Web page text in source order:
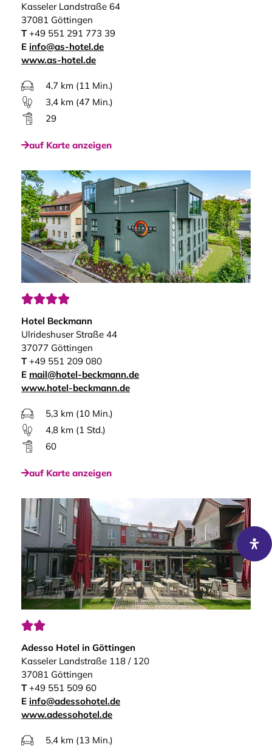
Kasseler Landstraße 64
37081 Göttingen
T+49 551 291 773 39
E info@as-hotel.de
www.as-hotel.de
4,7 km (11 Min.)
3,4 km (47 Min.)
29
auf Karte anzeigen

Hotel Beckmann
Ulrideshuser Straße 44
37077 Göttingen
T+49 551 209 080
E mail@hotel-beckmann.de
www.hotel-beckmann.de
5,3 km (10 Min.)
4,8 km (1 Std.)
60
auf Karte anzeigen

Adesso Hotel in Göttingen
Kasseler Landstraße 118 / 120
37081 Göttingen
T+49 551 509 60
E info@adessohotel.de
www.adessohotel.de
5,4 km (13 Min.)